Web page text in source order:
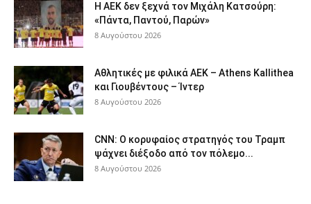
Η ΑΕΚ δεν ξεχνά τον Μιχάλη Κατσούρη:
«Πάντα, Παντού, Παρών»
8 Αυγούστου 2026
Αθλητικές με φιλικά ΑΕΚ – Athens Kallithea
και Γιουβέντους – Ίντερ
8 Αυγούστου 2026
CNN: Ο κορυφαίος στρατηγός του Τραμπ
ψάχνει διέξοδο από τον πόλεμο...
8 Αυγούστου 2026